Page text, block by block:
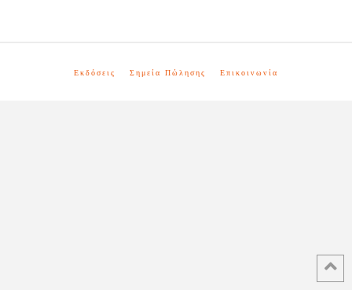
Εκδόσεις Σημεία Πώλησης Επικοινωνία